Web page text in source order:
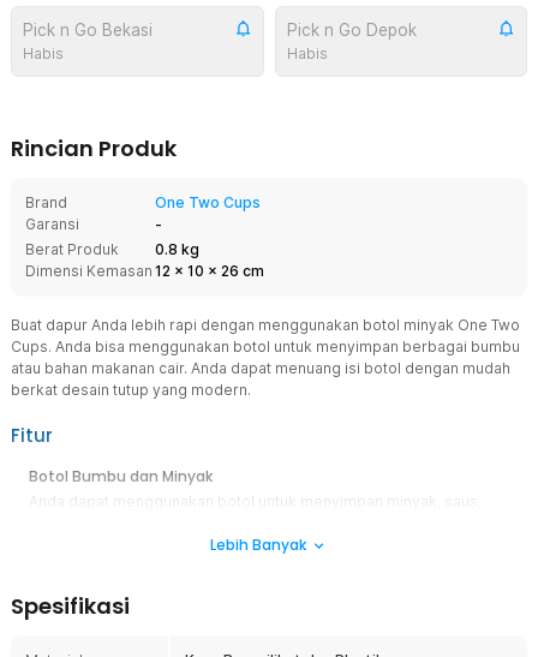
Pick n Go Bekasi
Habis
Pick n Go Depok
Habis
Rincian Produk
Brand
One Two Cups
Garansi
-
Berat Produk
0.8 kg
Dimensi Kemasan 12 x 10 x 26 cm
Buat dapur Anda lebih rapi dengan menggunakan botol minyak One Two
Cups. Anda bisa menggunakan botol untuk menyimpan berbagai bumbu
atau bahan makanan cair. Anda dapat menuang isi botol dengan mudah
berkat desain tutup yang modern.
Fitur
Botol Bumbu dan Minyak
Anda dapat menggunakan botol untuk menyimpan minyak, saus,
dengan aman tanpa mengurangi kualitasnya.
Sistem penutup botol yang akan otomatis terbuka saat Anda
Lebih Banyak
Spesifikasi